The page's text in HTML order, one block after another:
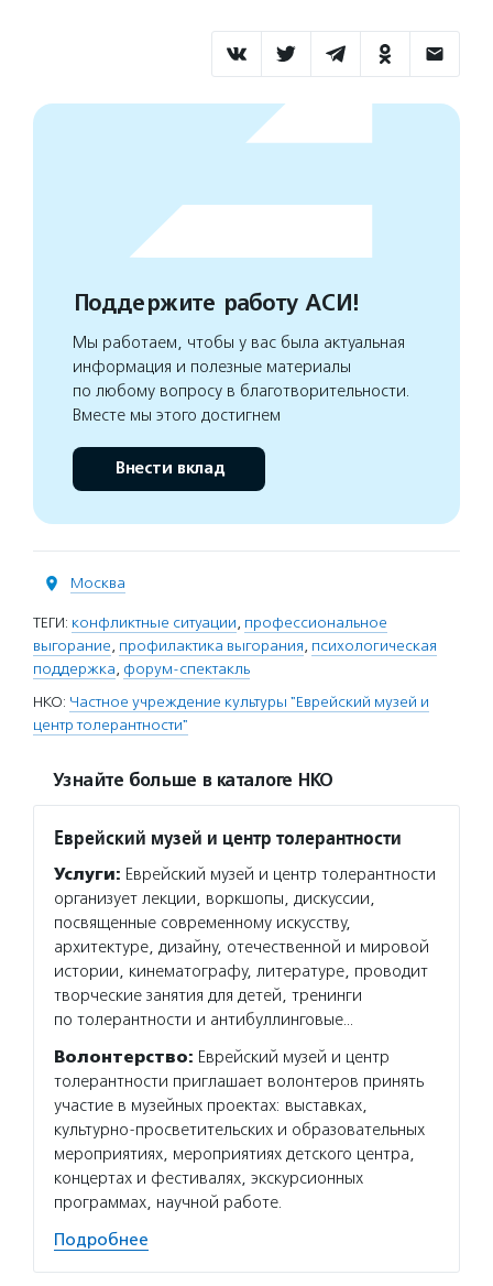
Поддержите работу АСИ!
Мы работаем, чтобы у вас была актуальная
информация и полезные материалы
по любому вопросу в благотворительности.
Вместе мы этого достигнем
Внести вклад
Москва
ТЕГИ: конфликтные ситуации, профессиональное
выгорание, профилактика выгорания, психологическая
поддержка, форум-спектакль
НКО: Частное учреждение культуры "Еврейский музей и
центр толерантности"
Узнайте больше в каталоге НКО
Еврейский музей и центр толерантности
Услуги: Еврейский музей и центр толерантности
организует лекции, воркшопы, дискуссии,
посвященные современному искусству,
архитектуре, дизайну, отечественной и мировой
истории, кинематографу, литературе, проводит
творческие занятия для детей, тренинги
по толерантности и антибуллинговые…
Волонтерство: Еврейский музей и центр
толерантности приглашает волонтеров принять
участие в музейных проектах: выставках,
культурно-просветительских и образовательных
мероприятиях, мероприятиях детского центра,
концертах и фестивалях, экскурсионных
программах, научной работе.
Подробнее